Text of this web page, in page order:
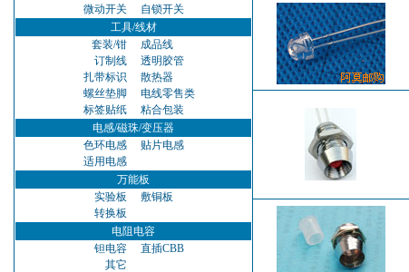
微动开关
自锁开关
工具/线材
套装/钳
成品线
订制线
透明胶管
扎带标识
散热器
螺丝垫脚
电线零售类
标签贴纸
粘合包装
电感/磁珠/变压器
色环电感
贴片电感
适用电感
万能板
实验板
敷铜板
转换板
电阻电容
钽电容
直插CBB
其它